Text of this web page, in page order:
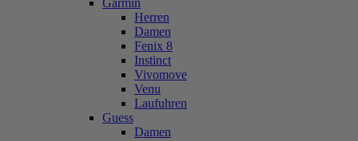
Garmin
Herren
Damen
Fenix 8
Instinct
Vivomove
Venu
Laufuhren
Guess
Damen